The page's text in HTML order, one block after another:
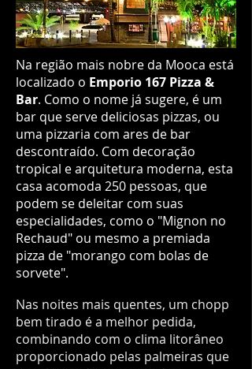
Na região mais nobre da Mooca está
localizado o Emporio 167 Pizza &
Bar. Como o nome já sugere, é um
bar que serve deliciosas pizzas, ou
uma pizzaria com ares de bar
descontraído. Com decoração
tropical e arquitetura moderna, esta
casa acomoda 250 pessoas, que
podem se deleitar com suas
especialidades, como o "Mignon no
Rechaud" ou mesmo a premiada
pizza de "morango com bolas de
sorvete".
Nas noites mais quentes, um chopp
bem tirado é a melhor pedida,
combinando com o clima litorâneo
proporcionado pelas palmeiras que